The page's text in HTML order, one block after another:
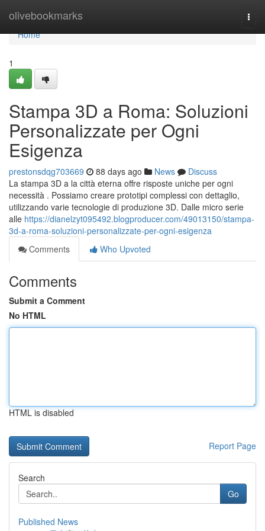
olivebookmarks
Home
Home
1
Stampa 3D a Roma: Soluzioni
Personalizzate per Ogni
Esigenza
prestonsdqg703669 88 days ago News
Discuss
La stampa 3D a la città eterna offre risposte uniche per ogni
necessità . Possiamo creare prototipi complessi con dettaglio,
utilizzando varie tecnologie di produzione 3D. Dalle micro serie
alle https://dianelzyt095492.blogproducer.com/49013150/stampa-
3d-a-roma-soluzioni-personalizzate-per-ogni-esigenza
Comments
Who Upvoted
Comments
Submit a Comment
No HTML
HTML is disabled
Report Page
Search
Go
Published News